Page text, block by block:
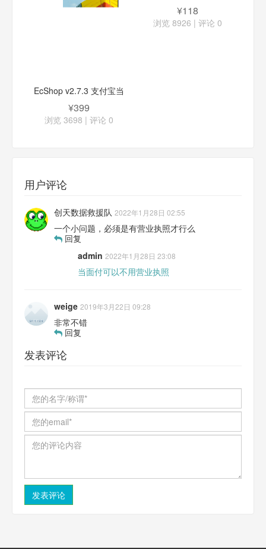
EcShop v2.7.3 支付宝当
面付插件
¥399
浏览 3698 | 评论 0
面付支付插件
¥118
浏览 8926 | 评论 0
用户评论
创天数据救援队 2022年1月28日 02:55
一个小问题，必须是有营业执照才行么
回复
admin 2022年1月28日 23:08
当面付可以不用营业执照
weige 2019年3月22日 09:28
非常不错
回复
发表评论